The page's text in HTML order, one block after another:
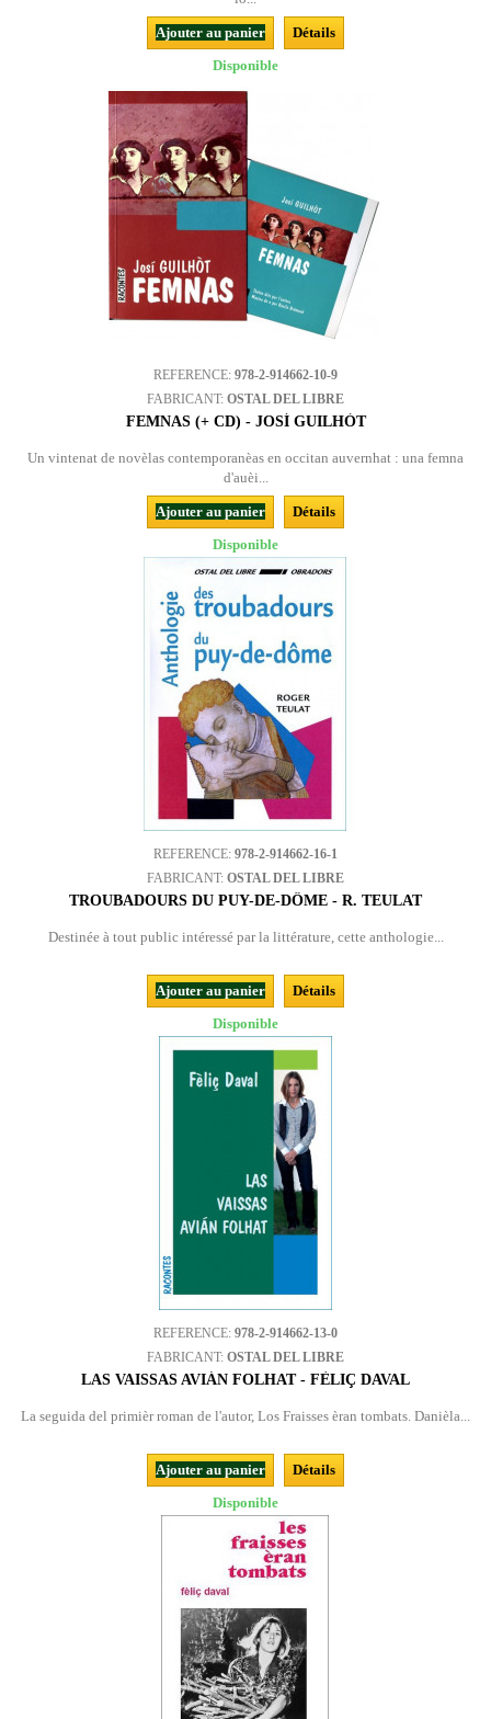
Ajouter au panier
Détails
Disponible
REFERENCE: 978-2-914662-10-9
FABRICANT: OSTAL DEL LIBRE
FEMNAS (+ CD) - JOSÍ GUILHÒT
Un vintenat de novèlas contemporanèas en occitan auvernhat : una femna
d'auèi...
Ajouter au panier
Détails
Disponible
REFERENCE: 978-2-914662-16-1
FABRICANT: OSTAL DEL LIBRE
TROUBADOURS DU PUY-DE-DÔME - R. TEULAT
Destinée à tout public intéressé par la littérature, cette anthologie...
Ajouter au panier
Détails
Disponible
REFERENCE: 978-2-914662-13-0
FABRICANT: OSTAL DEL LIBRE
LAS VAISSAS AVIÁN FOLHAT - FÈLIÇ DAVAL
La seguida del primièr roman de l'autor, Los Fraisses èran tombats. Danièla...
Ajouter au panier
Détails
Disponible